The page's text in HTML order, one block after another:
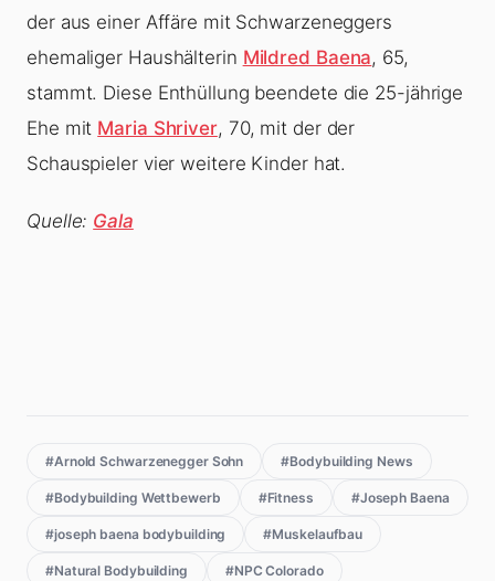
der aus einer Affäre mit Schwarzeneggers
ehemaliger Haushälterin Mildred Baena, 65,
stammt. Diese Enthüllung beendete die 25-jährige
Ehe mit Maria Shriver, 70, mit der der
Schauspieler vier weitere Kinder hat.
Quelle: Gala
#Arnold Schwarzenegger Sohn #Bodybuilding News
#Bodybuilding Wettbewerb #Fitness #Joseph Baena
#joseph baena bodybuilding #Muskelaufbau
#Natural Bodybuilding #NPC Colorado